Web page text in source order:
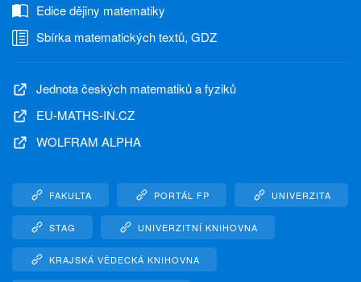
Edice dějiny matematiky
Sbírka matematických textů, GDZ
Jednota českých matematiků a fyziků
EU-MATHS-IN.CZ
WOLFRAM ALPHA
FAKULTA PORTÁL FP UNIVERZITA
STAG UNIVERZITNÍ KNIHOVNA
KRAJSKÁ VĚDECKÁ KNIHOVNA